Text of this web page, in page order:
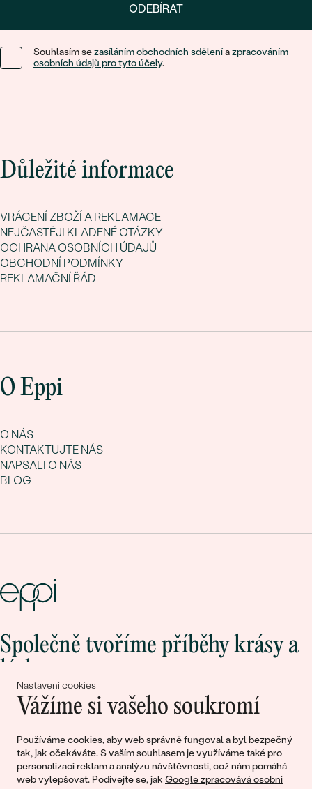
Nastavení cookies
Vážíme si vašeho soukromí
Používáme cookies, aby web správně fungoval a byl bezpečný
tak, jak očekáváte. S vaším souhlasem je využíváme také pro
personalizaci reklam a analýzu návštěvnosti, což nám pomáhá
web vylepšovat. Podívejte se, jak Google zpracovává osobní
ODEBÍRAT
Souhlasím sezasíláním obchodních sděleníazpracováním
osobních údajů pro tyto účely.
Důležité informace
VRÁCENÍ ZBOŽÍ A REKLAMACE
NEJČASTĚJI KLADENÉ OTÁZKY
OCHRANA OSOBNÍCH ÚDAJŮ
OBCHODNÍ PODMÍNKY
REKLAMAČNÍ ŘÁD
O Eppi
O NÁS
KONTAKTUJTE NÁS
NAPSALI O NÁS
BLOG
Společně tvoříme příběhy krásy a
Připojte se k nám!